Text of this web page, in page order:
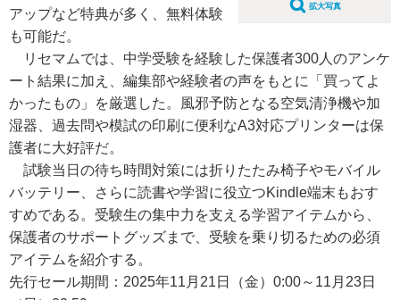
拡大写真
アップなど特典が多く、無料体験
も可能だ。
リセマムでは、中学受験を経験した保護者300人のアンケ
ート結果に加え、編集部や経験者の声をもとに「買ってよ
かったもの」を厳選した。風邪予防となる空気清浄機や加
湿器、過去問や模試の印刷に便利なA3対応プリンターは保
護者に大好評だ。
試験当日の待ち時間対策には折りたたみ椅子やモバイル
バッテリー、さらに読書や学習に役立つKindle端末もおす
すめである。受験生の集中力を支える学習アイテムから、
保護者のサポートグッズまで、受験を乗り切るための必須
アイテムを紹介する。
先行セール期間：2025年11月21日（金）0:00～11月23日